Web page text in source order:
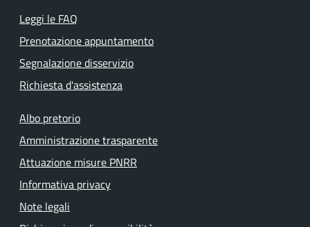
Leggi le FAQ
Prenotazione appuntamento
Segnalazione disservizio
Richiesta d'assistenza
Albo pretorio
Amministrazione trasparente
Attuazione misure PNRR
Informativa privacy
Note legali